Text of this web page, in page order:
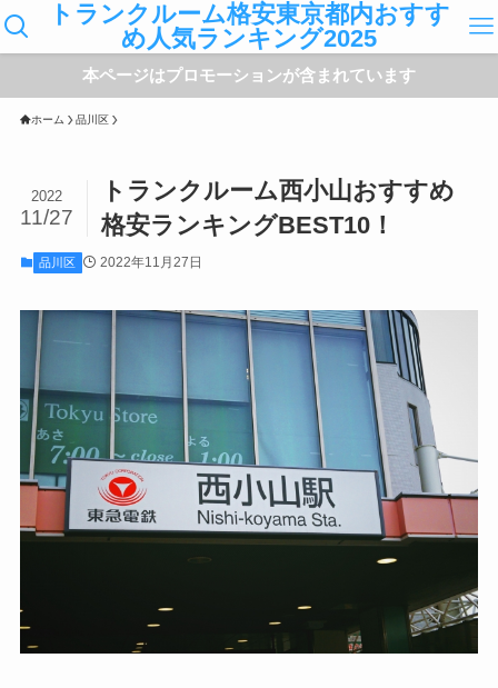
トランクルーム格安東京都内おすす
め人気ランキング2025
本ページはプロモーションが含まれています
ホーム 品川区
トランクルーム西小山おすすめ
格安ランキングBEST10！
2022
11/27
品川区 2022年11月27日